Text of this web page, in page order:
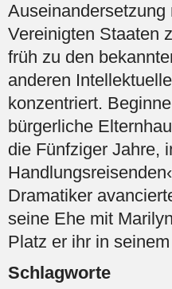
Vereinigten Staaten
früh zu den
anderen
konzentriert.
bürgerliche
die Fünfziger Jahre,
Dramatiker
seine Ehe mit
Platz er ihr in
Schlagworte